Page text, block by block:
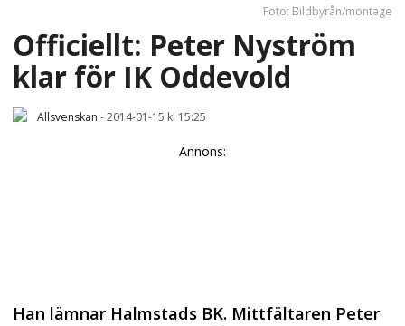
Foto: Bildbyrån/montage
Officiellt: Peter Nyström
klar för IK Oddevold
Allsvenskan -2014-01-15 kl 15:25
Annons:
Han lämnar Halmstads BK. Mittfältaren Peter